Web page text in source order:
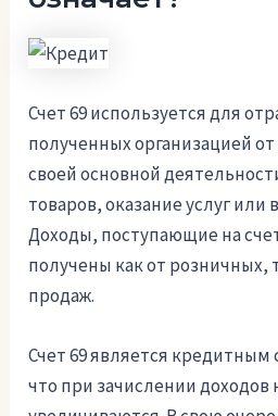
Счет 69 используется для
полученных организацией
своей основной
товаров, оказание услуг
Доходы, поступающие на
получены как от розничных,
продаж.
Счет 69 является кредитным
что при зачислении доходов